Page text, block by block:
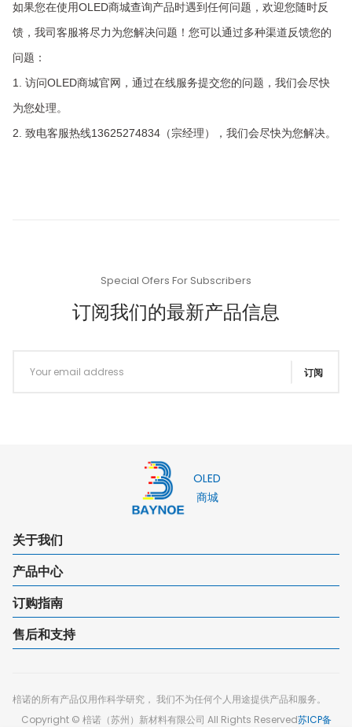
如果您在使用OLED商城查询产品时遇到任何问题，欢迎您随时反
馈，我司客服将尽力为您解决问题！您可以通过多种渠道反馈您的
问题：
1. 访问OLED商城官网，通过在线服务提交您的问题，我们会尽快
为您处理。
2. 致电客服热线13625274834（宗经理），我们会尽快为您解决。
Special Ofers For Subscribers
订阅我们的最新产品信息
订阅
OLED
商城
关于我们
产品中心
订购指南
售后和支持
Copyright © 棓诺（苏州）新材料有限公司 All Rights Reserved苏ICP备
棓诺的所有产品仅用作科学研究， 我们不为任何个人用途提供产品和服务。